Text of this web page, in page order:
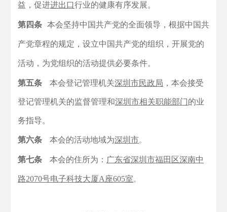
益，促进进出口行业的健康有序发展。
第四条 本会坚持中国共产党的全面领导，根据中国共
产党章程的规定，设立中国共产党的组织，开展党的
活动，为党组织的活动提供必要条件。
第五条 本会登记管理机关深圳市民政局 ，本会接受
登记管理机关的监督管理和深圳市相关职能部门的业
务指导。
第六条 本会的活动地域为深圳市。
第七条 本会的住所为： 广东省深圳市福田区深南中
路2070号电子科技大厦A座605室。